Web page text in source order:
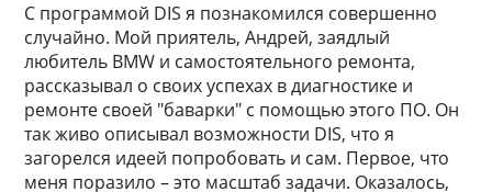
С программой DIS я познакомился совершенно
случайно. Мой приятель, Андрей, заядлый
любитель BMW и самостоятельного ремонта,
рассказывал о своих успехах в диагностике и
ремонте своей "баварки" с помощью этого ПО. Он
так живо описывал возможности DIS, что я
загорелся идеей попробовать и сам. Первое, что
меня поразило – это масштаб задачи. Оказалось,